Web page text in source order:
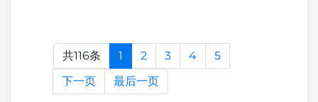
共116条 1 2 3 4
5
下一页
最后一页